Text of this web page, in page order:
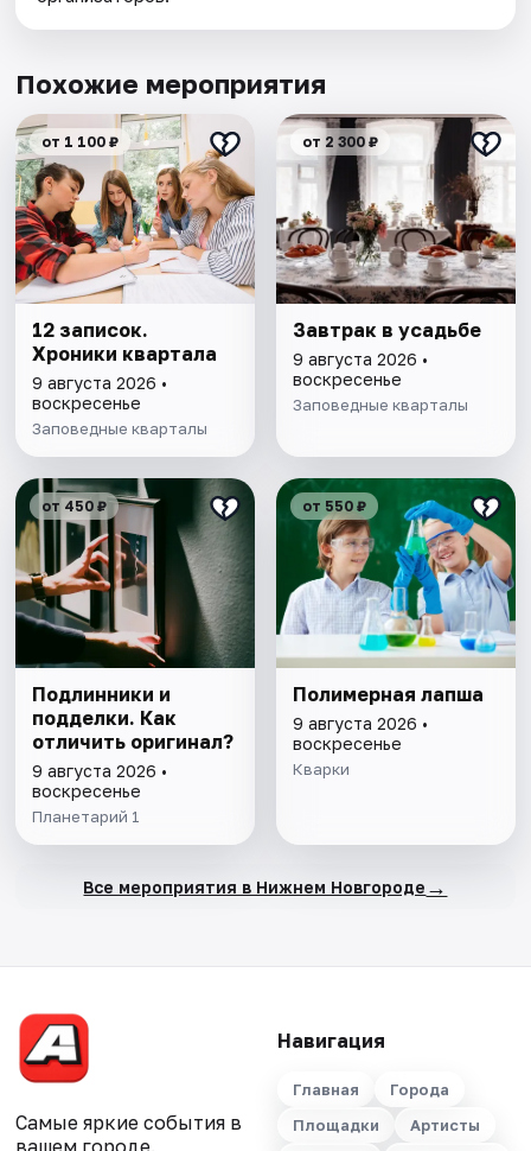
Похожие мероприятия
от 1 100 ₽
12 записок.
Хроники квартала
9 августа 2026 •
воскресенье
Заповедные кварталы
от 2 300 ₽
Завтрак в усадьбе
9 августа 2026 •
воскресенье
Заповедные кварталы
от 450 ₽
Подлинники и
подделки. Как
отличить оригинал?
9 августа 2026 •
воскресенье
Планетарий 1
от 550 ₽
Полимерная лапша
9 августа 2026 •
воскресенье
Кварки
Все мероприятия в Нижнем Новгороде →
Самые яркие события в
Навигация
Главная
Города
Площадки
Артисты